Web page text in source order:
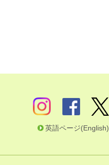
英語ページ(English)